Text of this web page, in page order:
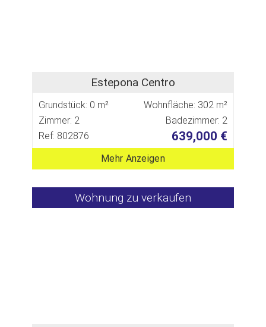
Estepona Centro
Grundstück: 0 m²
Wohnfläche: 302 m²
Zimmer: 2
Badezimmer: 2
Ref: 802876
639,000 €
Mehr Anzeigen
Wohnung zu verkaufen